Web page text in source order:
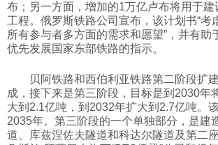
体育
旅游
视听
布；另一方面，增加的1万亿卢布将用于建
工程。俄罗斯铁路公司宣布，该计划书“考
所有参与者多方面的需求和愿望”，并有助
优先发展国家东部铁路的指示。
贝阿铁路和西伯利亚铁路第二阶段扩
成，接下来是第三阶段，目标是到2030年
大到2.1亿吨，到2032年扩大到2.7亿吨。
2035年。第三阶段的一个单独部分，是建
道、库兹涅佐夫隧道和科达尔隧道及第二